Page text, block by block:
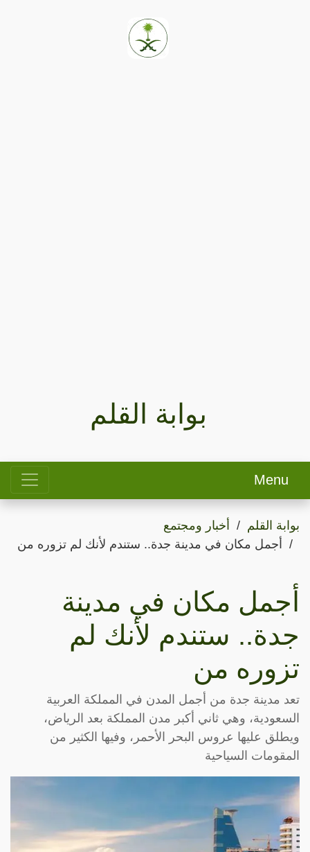
بوابة القلم
Menu
بوابة القلم
أخبار ومجتمع
أجمل مكان في مدينة جدة.. ستندم لأنك لم تزوره من
أجمل مكان في مدينة
جدة.. ستندم لأنك لم
تزوره من
تعد مدينة جدة من أجمل المدن في المملكة العربية
السعودية، وهي ثاني أكبر مدن المملكة بعد الرياض،
ويطلق عليها عروس البحر الأحمر، وفيها الكثير من
المقومات السياحية